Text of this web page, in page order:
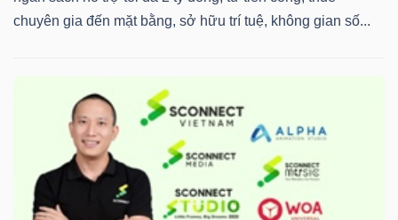
chuyên gia đến mặt bằng, sở hữu trí tuệ, không gian số...
chính